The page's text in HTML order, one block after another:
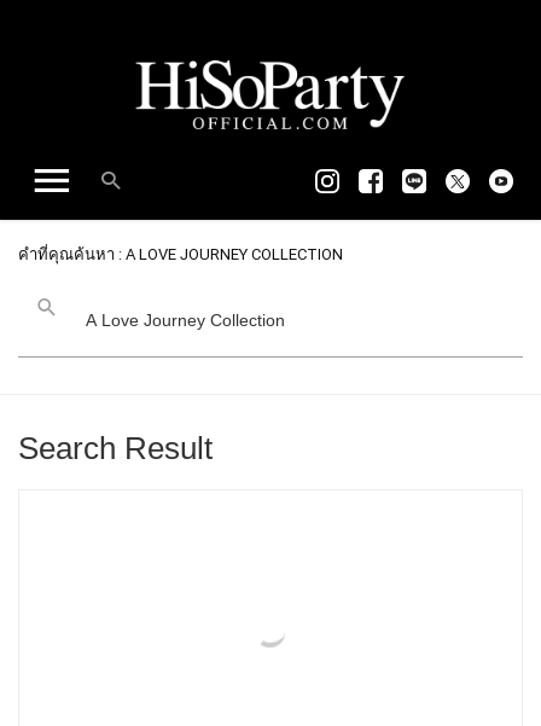
คำที่คุณค้นหา : A LOVE JOURNEY COLLECTION
Search Result